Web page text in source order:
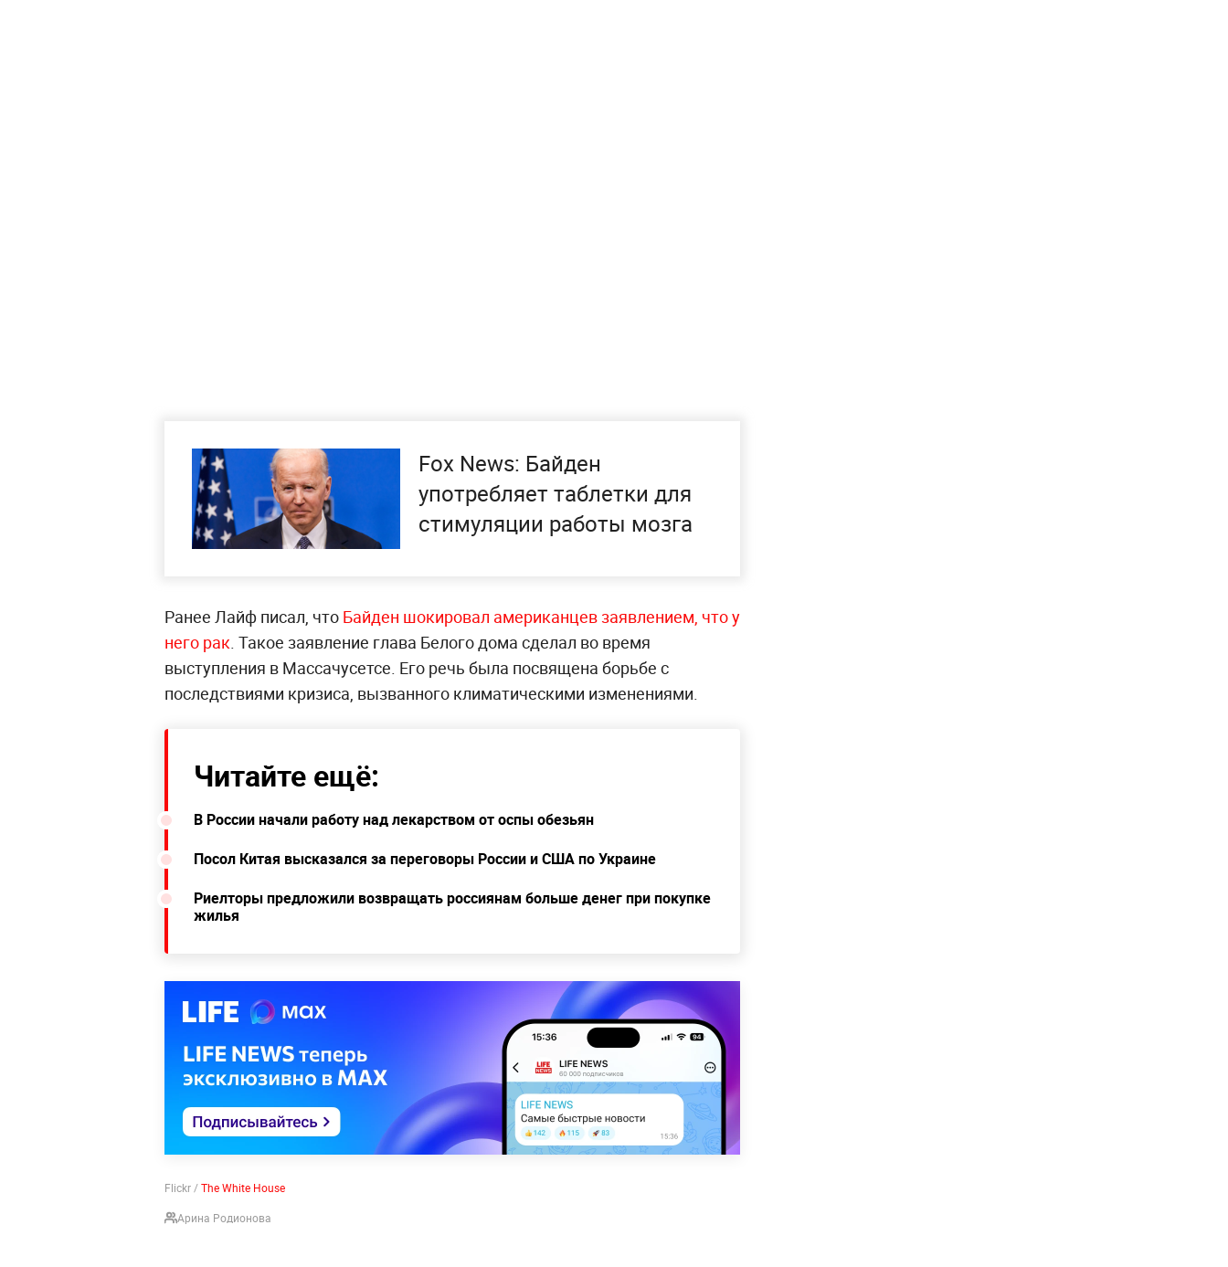
Fox News: Байден
употребляет таблетки для
стимуляции работы мозга
Ранее Лайф писал, что Байден шокировал американцев заявлением, что у
него рак. Такое заявление глава Белого дома сделал во время
выступления в Массачусетсе. Его речь была посвящена борьбе с
последствиями кризиса, вызванного климатическими изменениями.
Читайте ещё:
В России начали работу над лекарством от оспы обезьян
Посол Китая высказался за переговоры России и США по Украине
Риелторы предложили возвращать россиянам больше денег при покупке
жилья
Flickr /The White House
Арина Родионова